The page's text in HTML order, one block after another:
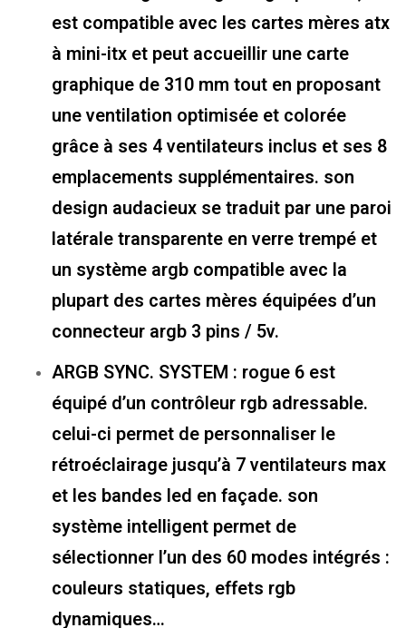
est compatible avec les cartes mères atx
à mini-itx et peut accueillir une carte
graphique de 310 mm tout en proposant
une ventilation optimisée et colorée
grâce à ses 4 ventilateurs inclus et ses 8
emplacements supplémentaires. son
design audacieux se traduit par une paroi
latérale transparente en verre trempé et
un système argb compatible avec la
plupart des cartes mères équipées d’un
connecteur argb 3 pins / 5v.
ARGB SYNC. SYSTEM : rogue 6 est
équipé d’un contrôleur rgb adressable.
celui-ci permet de personnaliser le
rétroéclairage jusqu’à 7 ventilateurs max
et les bandes led en façade. son
système intelligent permet de
sélectionner l’un des 60 modes intégrés :
couleurs statiques, effets rgb
dynamiques…